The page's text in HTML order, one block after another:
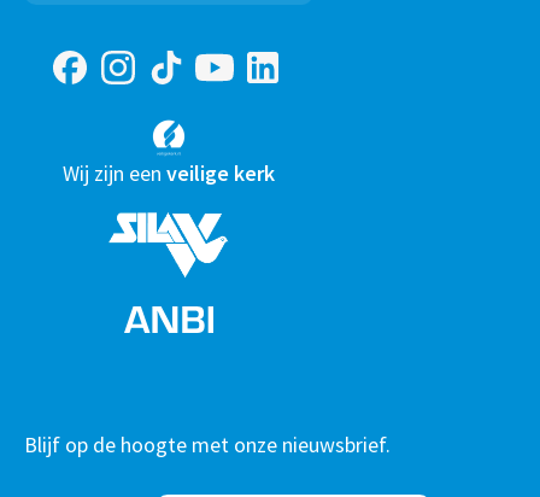
Wij zijn een veilige kerk
Blijf op de hoogte met onze nieuwsbrief.